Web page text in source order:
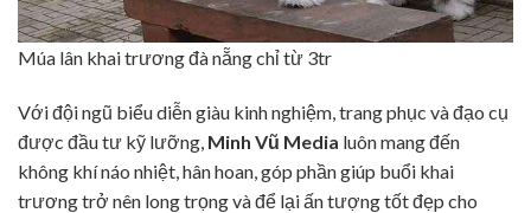
Múa lân khai trương đà nẵng chỉ từ 3tr
Với đội ngũ biểu diễn giàu kinh nghiệm, trang phục và đạo cụ
được đầu tư kỹ lưỡng, Minh Vũ Media luôn mang đến
không khí náo nhiệt, hân hoan, góp phần giúp buổi khai
trương trở nên long trọng và để lại ấn tượng tốt đẹp cho